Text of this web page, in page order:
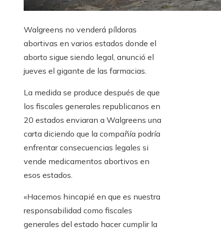
Walgreens no venderá píldoras
abortivas en varios estados donde el
aborto sigue siendo legal, anunció el
jueves el gigante de las farmacias.
La medida se produce después de que
los fiscales generales republicanos en
20 estados enviaran a Walgreens una
carta diciendo que la compañía podría
enfrentar consecuencias legales si
vende medicamentos abortivos en
esos estados.
«Hacemos hincapié en que es nuestra
responsabilidad como fiscales
generales del estado hacer cumplir la